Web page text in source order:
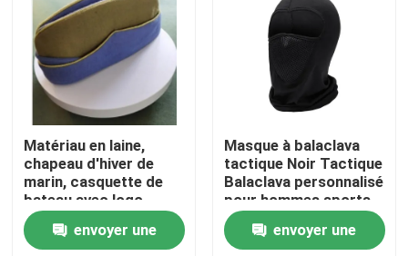
À la maison
Produits
Vidéos
Matériau en laine,
chapeau d'hiver de
marin, casquette de
bateau avec logo
personnalisé
envoyer une
Masque à balaclava
tactique Noir Tactique
Balaclava personnalisé
pour hommes sports
de voyage en plein air
envoyer une